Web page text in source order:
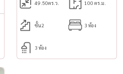
4644
วิวทะเล🌊 49.50ตร.ว. 100 ตร.ม.
ชั้น2 3 ห้อง
3 ห้อง